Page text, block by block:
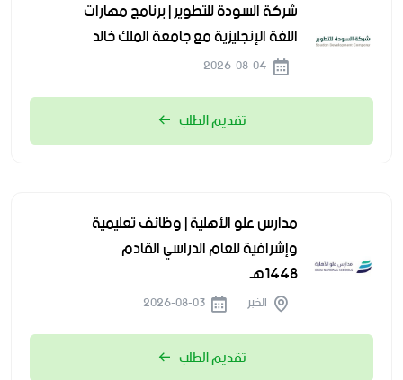
شركة السودة للتطوير | برنامج مهارات
اللغة الإنجليزية مع جامعة الملك خالد
تقديم الطلب
مدارس علو الأهلية | وظائف تعليمية
وإشرافية للعام الدراسي القادم
1448هـ
الخبر
تقديم الطلب